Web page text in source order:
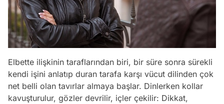
Elbette ilişkinin taraflarından biri, bir süre sonra sürekli
kendi işini anlatıp duran tarafa karşı vücut dilinden çok
net belli olan tavırlar almaya başlar. Dinlerken kollar
kavuşturulur, gözler devrilir, içler çekilir: Dikkat,